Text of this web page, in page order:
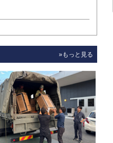
»もっと見る